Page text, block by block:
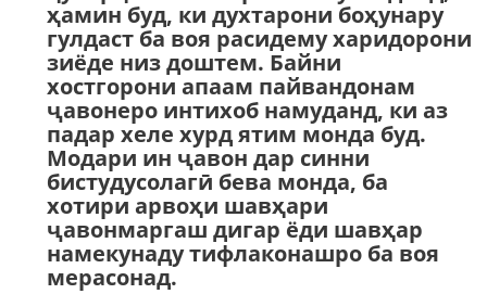
ҳамин буд, ки духтарони боҳунару
гулдаст ба воя расидему харидорони
зиёде низ доштем. Байни
хостгорони апаам пайвандонам
ҷавонеро интихоб намуданд, ки аз
падар хеле хурд ятим монда буд.
Модари ин ҷавон дар синни
бистудусолагӣ бева монда, ба
хотири арвоҳи шавҳари
ҷавонмаргаш дигар ёди шавҳар
намекунаду тифлаконашро ба воя
мерасонад.